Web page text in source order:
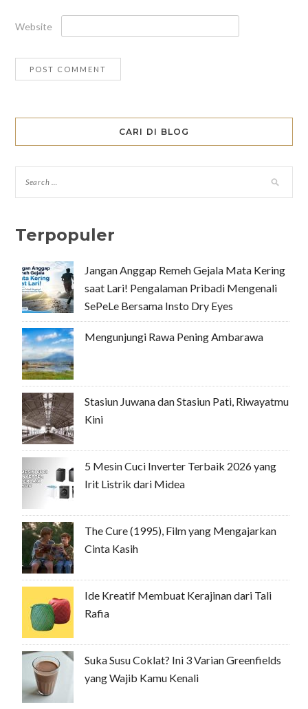
Website
CARI DI BLOG
Terpopuler
Jangan Anggap Remeh Gejala Mata Kering
saat Lari! Pengalaman Pribadi Mengenali
SePeLe Bersama Insto Dry Eyes
Mengunjungi Rawa Pening Ambarawa
Stasiun Juwana dan Stasiun Pati, Riwayatmu
Kini
5 Mesin Cuci Inverter Terbaik 2026 yang
Irit Listrik dari Midea
The Cure (1995), Film yang Mengajarkan
Cinta Kasih
Ide Kreatif Membuat Kerajinan dari Tali
Rafia
Suka Susu Coklat? Ini 3 Varian Greenfields
yang Wajib Kamu Kenali